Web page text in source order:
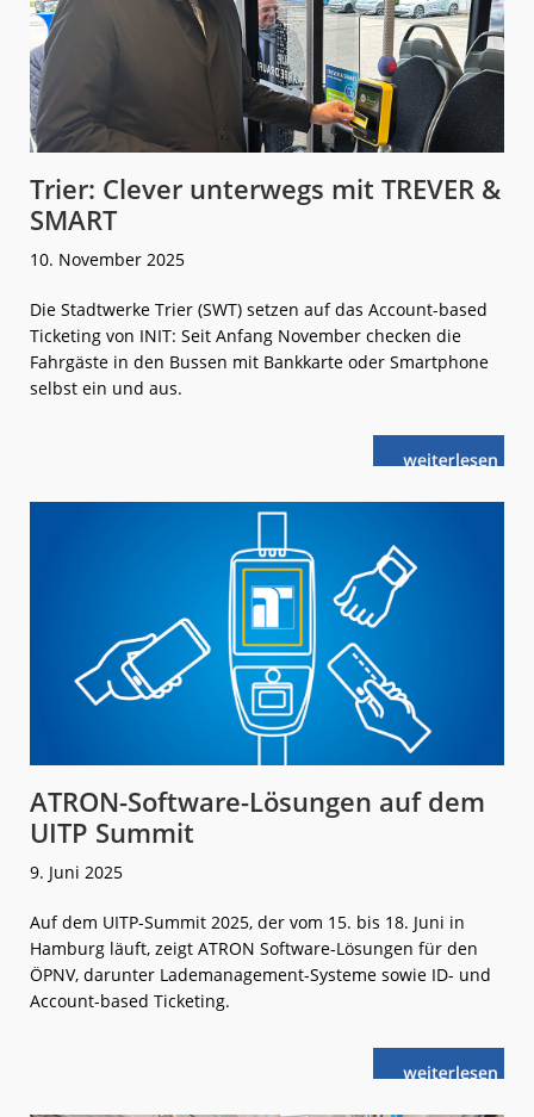
Trier: Clever unterwegs mit TREVER &
SMART
10. November 2025
Die Stadtwerke Trier (SWT) setzen auf das Account-based
Ticketing von INIT: Seit Anfang November checken die
Fahrgäste in den Bussen mit Bankkarte oder Smartphone
selbst ein und aus.
weiterlese
nTrier:
TREVER &
ATRON-Software-Lösungen auf dem
UITP Summit
9. Juni 2025
Auf dem UITP-Summit 2025, der vom 15. bis 18. Juni in
Hamburg läuft, zeigt ATRON Software-Lösungen für den
ÖPNV, darunter Lademanagement-Systeme sowie ID- und
Account-based Ticketing.
weiterlese
nATRON-